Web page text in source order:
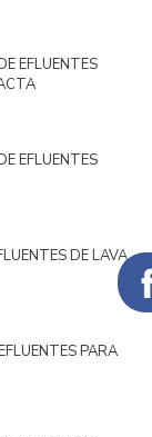
EFLUENTES
EFLUENTES
DE LAVA
PARA